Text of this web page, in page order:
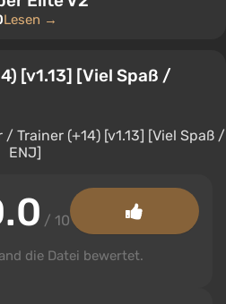
Lesen →
[v1.13] [Viel Spaß /
/ 10
die Datei bewertet.